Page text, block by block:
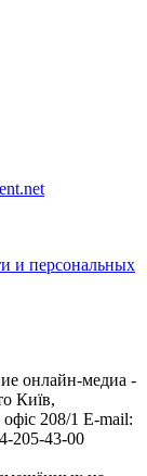
и персональных
онлайн-медиа -
Київ,
208/1 E-mail:
205-43-00